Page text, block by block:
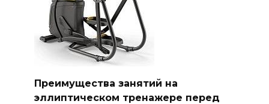
Преимущества занятий на
эллиптическом тренажере перед